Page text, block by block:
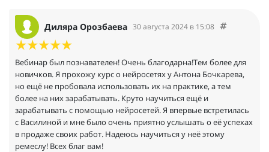
Диляра Орозбаева 30 августа 2024 в 15:08
Вебинар был познавателен! Очень благодарна!Тем более для
новичков. Я прохожу курс о нейросетях у Антона Бочкарева,
но ещё не пробовала использовать их на практике, а тем
более на них зарабатывать. Круто научиться ещё и
зарабатывать с помощью нейросетей. Я впервые встретилась
с Василиной и мне было очень приятно услышать о её успехах
в продаже своих работ. Надеюсь научиться у неё этому
ремеслу! Всех благ вам!